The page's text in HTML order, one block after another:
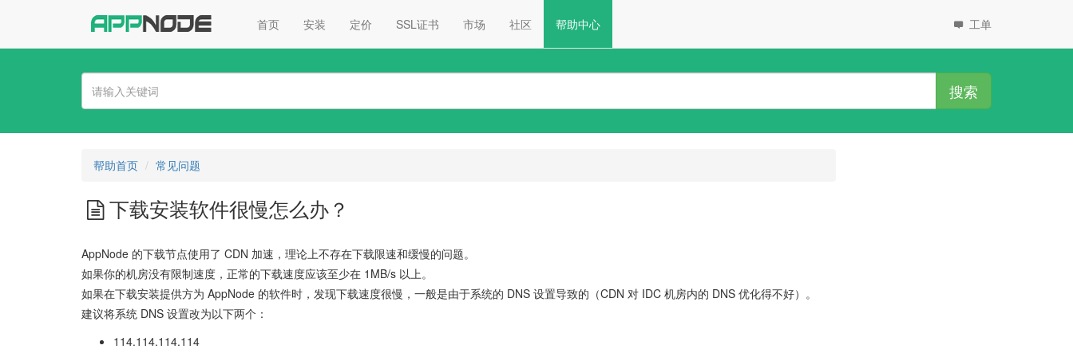
首页 安装 定价 SSL证书 市场 社区 帮助中心 工单
搜索
帮助首页 常见问题
下载安装软件很慢怎么办？
AppNode 的下载节点使用了 CDN 加速，理论上不存在下载限速和缓慢的问题。
如果你的机房没有限制速度，正常的下载速度应该至少在 1MB/s 以上。
如果在下载安装提供方为 AppNode 的软件时，发现下载速度很慢，一般是由于系统的 DNS 设置导致的（CDN 对 IDC 机房内的 DNS 优化得不好）。
建议将系统 DNS 设置改为以下两个：
114.114.114.114